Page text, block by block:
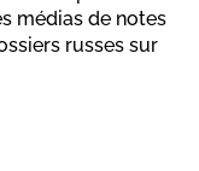
médias de notes
russes sur